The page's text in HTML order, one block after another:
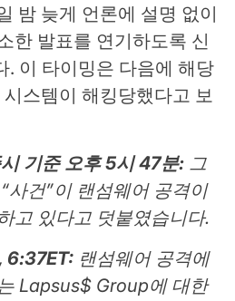
밤 늦게 언론에 설명 없이
한 발표를 연기하도록 신
. 이 타이밍은 다음에 해당
스템이 해킹당했다고 보
기준 오후 5시 47분: 그
사건”이 랜섬웨어 공격이
고 있다고 덧붙였습니다.
6:37ET: 랜섬웨어 공격에
Lapsus$ Group에 대한